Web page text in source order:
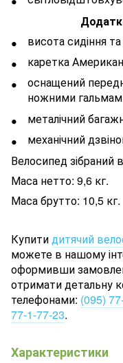
висота сидіння
каретка
оснащений
ножними
металічний
механічний
Велосипед зібраний
Маса нетто: 9,6 кг.
Маса брутто: 10,5 кг.
Купитидитячий
можете в нашому
оформивши
отримати детальну
телефонами: (095)
77-1-77-23.
Характеристики